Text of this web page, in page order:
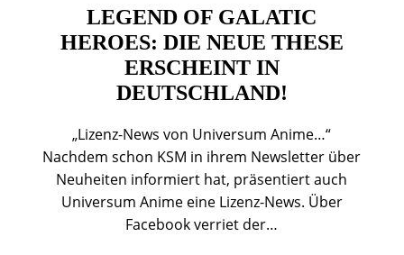
LEGEND OF GALATIC
HEROES: DIE NEUE THESE
ERSCHEINT IN
DEUTSCHLAND!
„Lizenz-News von Universum Anime…“
Nachdem schon KSM in ihrem Newsletter über
Neuheiten informiert hat, präsentiert auch
Universum Anime eine Lizenz-News. Über
Facebook verriet der…